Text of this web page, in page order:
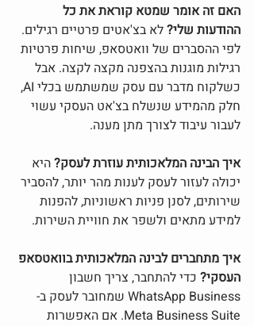
האם זה אומר שמטא קוראת את כל
ההודעות שלי? לא בצ'אטים פרטיים רגילים.
לפי ההסברים של וואטסאפ, שיחות פרטיות
רגילות מוגנות בהצפנה מקצה לקצה. אבל
כשלקוח מדבר עם עסק שמשתמש בכלי AI,
חלק מהמידע שנשלח בצ'אט העסקי עשוי
לעבור עיבוד לצורך מתן מענה.
איך הבינה המלאכותית עוזרת לעסק? היא
יכולה לעזור לעסק לענות מהר יותר, להסביר
שירותים, לסנן פניות ראשוניות, להפנות
למידע מתאים ולשפר את חוויית השירות.
איך מתחברים לבינה המלאכותית בוואטסאפ
העסקי? כדי להתחבר, צריך חשבון
WhatsApp Business שמחובר לעסק ב-
Meta Business Suite. אם האפשרות